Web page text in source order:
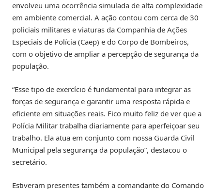
envolveu uma ocorrência simulada de alta complexidade
em ambiente comercial. A ação contou com cerca de 30
policiais militares e viaturas da Companhia de Ações
Especiais de Polícia (Caep) e do Corpo de Bombeiros,
com o objetivo de ampliar a percepção de segurança da
população.
“Esse tipo de exercício é fundamental para integrar as
forças de segurança e garantir uma resposta rápida e
eficiente em situações reais. Fico muito feliz de ver que a
Polícia Militar trabalha diariamente para aperfeiçoar seu
trabalho. Ela atua em conjunto com nossa Guarda Civil
Municipal pela segurança da população”, destacou o
secretário.
Estiveram presentes também a comandante do Comando